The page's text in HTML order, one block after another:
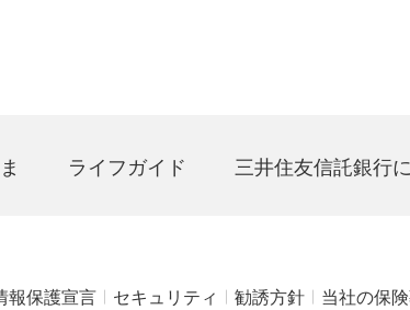
ライフガイド 三井住友信託銀行
報保護宣言 セキュリティ 勧誘方針 当社の保